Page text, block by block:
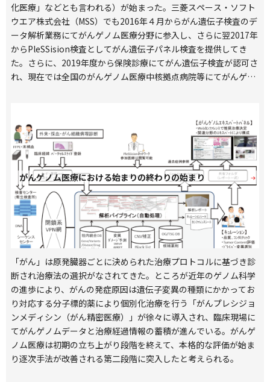
化医療」などとも言われる）が始まった。三菱スペース・ソフト
ウエア株式会社（MSS）でも2016年４月からがん遺伝子検査のデ
ータ解析業務にてがんゲノム医療分野に参入し、さらに翌2017年
からPleSSision検査としてがん遺伝子パネル検査を提供してき
た。さらに、2019年度から保険診療にてがん遺伝子検査が認可さ
れ、現在では全国のがんゲノム医療中核拠点病院等にてがんゲノ
を含む臨床データの蓄積が進んだ。がんゲノム医療から蓄積され
た臨床データは、従来の臨床研究や治験から得られたデータベー
スに比べて、診療全般に関する情報が含まれており、Reverse
Translational Researchと呼ばれるアプローチで新たな創薬や生
命保険サービスなどの研究開発が進められている。本稿では、当
社のがんゲノムデータベースについて紹介する。
がんゲノム医療における始まりの終わりの始まり
「がん」は原発臓器ごとに決められた治療プロトコルに基づき診
断され治療法の選択がなされてきた。ところが近年のゲノム科学
の進歩により、がんの発症原因は遺伝子変異の種類にかかってお
り対応する分子標的薬により個別化治療を行う「がんプレシジョ
ンメディシン（がん精密医療）」が徐々に導入され、臨床現場に
てがんゲノムデータと治療経過情報の蓄積が進んでいる。がんゲ
ノム医療は初期の立ち上がり段階を終えて、本格的な評価が始ま
り逐次手法が改善される第二段階に突入したと考えられる。